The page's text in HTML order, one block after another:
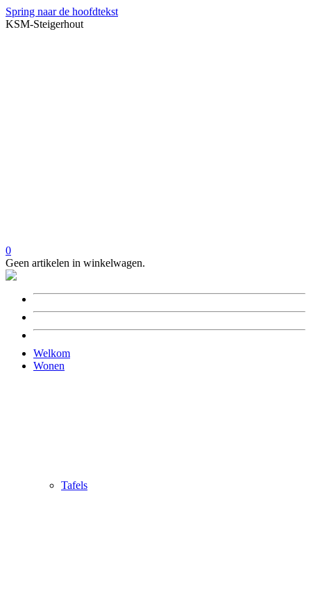
Spring naar de hoofdtekst
KSM-Steigerhout
0
Geen artikelen in winkelwagen.
Welkom
Wonen
Tafels